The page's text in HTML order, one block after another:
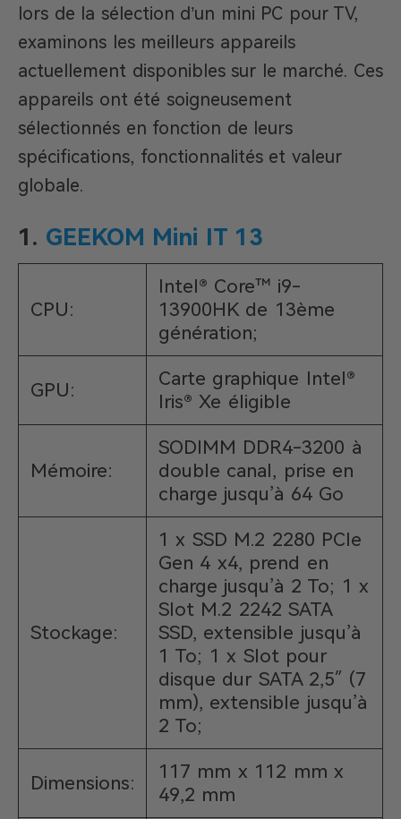
lors de la sélection d’un mini PC pour TV,
examinons les meilleurs appareils
actuellement disponibles sur le marché. Ces
appareils ont été soigneusement
sélectionnés en fonction de leurs
spécifications, fonctionnalités et valeur
globale.
1. GEEKOM Mini IT 13
CPU:
Intel® Core™ i9-
13900HK de 13ème
génération;
GPU:
Carte graphique Intel®
Iris® Xe éligible
Mémoire:
SODIMM DDR4-3200 à
double canal, prise en
charge jusqu’à 64 Go
Stockage:
1 x SSD M.2 2280 PCIe
Gen 4 x4, prend en
charge jusqu’à 2 To; 1 x
Slot M.2 2242 SATA
SSD, extensible jusqu’à
1 To; 1 x Slot pour
disque dur SATA 2,5″ (7
mm), extensible jusqu’à
2 To;
Dimensions:
117 mm x 112 mm x
49,2 mm